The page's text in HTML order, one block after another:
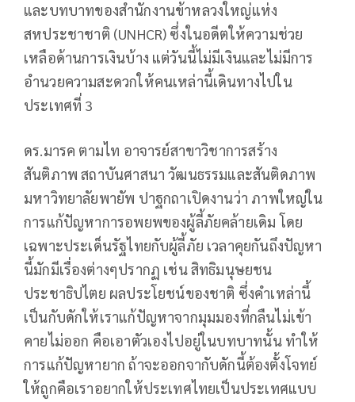
และบทบาทของสำนักงานข้าหลวงใหญ่แห่ง
สหประชาชาติ (UNHCR) ซึ่งในอดีตให้ความช่วย
เหลือด้านการเงินบ้าง แต่วันนี้ไม่มีเงินและไม่มีการ
อำนวยความสะดวกให้คนเหล่านี้เดินทางไปใน
ประเทศที่ 3
ดร.มารค ตามไท อาจารย์สาขาวิชาการสร้าง
สันติภาพ สถาบันศาสนา วัฒนธรรมและสันติดภาพ
มหาวิทยาลัยพายัพ ปาฐกถาเปิดงานว่า ภาพใหญ่ใน
การแก้ปัญหาการอพยพของผู้ลี้ภัยคล้ายเดิม โดย
เฉพาะประเด็นรัฐไทยกับผู้ลี้ภัย เวลาคุยกันถึงปัญหา
นี้มักมีเรื่องต่างๆปรากฏ เช่น สิทธิมนุษยชน
ประชาธิปไตย ผลประโยชน์ของชาติ ซึ่งคำเหล่านี้
เป็นกับดักให้เราแก้ปัญหาจากมุมมองที่กลืนไม่เข้า
คายไม่ออก คือเอาตัวเองไปอยู่ในบทบาทนั้น ทำให้
การแก้ปัญหายาก ถ้าจะออกจากับดักนี้ต้องตั้งโจทย์
ให้ถูกคือเราอยากให้ประเทศไทยเป็นประเทศแบบ